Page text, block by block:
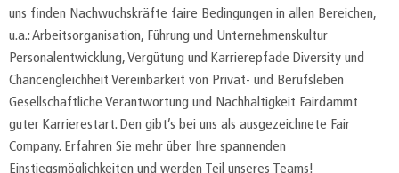
uns finden Nachwuchskräfte faire Bedingungen in allen Bereichen,
u.a.: Arbeitsorganisation, Führung und Unternehmenskultur
Personalentwicklung, Vergütung und Karrierepfade Diversity und
Chancengleichheit Vereinbarkeit von Privat- und Berufsleben
Gesellschaftliche Verantwortung und Nachhaltigkeit Fairdammt
guter Karrierestart. Den gibt’s bei uns als ausgezeichnete Fair
Company. Erfahren Sie mehr über Ihre spannenden
Einstiegsmöglichkeiten und werden Teil unseres Teams!